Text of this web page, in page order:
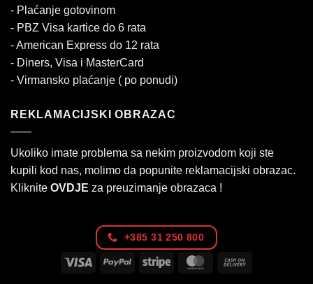
- Plaćanje gotovinom
- PBZ Visa kartice do 6 rata
- American Express do 12 rata
- Diners, Visa i MasterCard
- Virmansko plaćanje ( po ponudi)
REKLAMACIJSKI OBRAZAC
Ukoliko imate problema sa nekim proizvodom koji ste
kupili kod nas, molimo da popunite reklamacijski obrazac.
Kliknite OVDJE za preuzimanje obrazaca !
+385 31 250 800
Visa PayPal Stripe MasterCard